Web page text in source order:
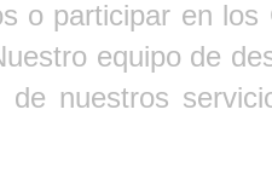
o participar en
equipo de
de nuestros